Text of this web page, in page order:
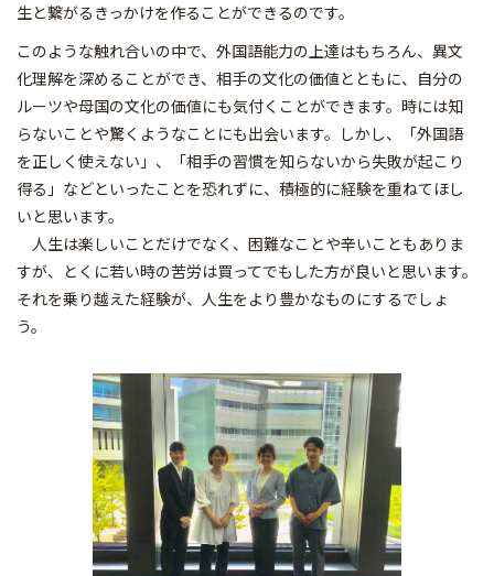
生と繋がるきっかけを作ることができるのです。
このような触れ合いの中で、外国語能力の上達はもちろん、異文
化理解を深めることができ、相手の文化の価値とともに、自分の
ルーツや母国の文化の価値にも気付くことができます。時には知
らないことや驚くようなことにも出会います。しかし、「外国語
を正しく使えない」、「相手の習慣を知らないから失敗が起こり
得る」などといったことを恐れずに、積極的に経験を重ねてほし
いと思います。
人生は楽しいことだけでなく、困難なことや辛いこともありま
すが、とくに若い時の苦労は買ってでもした方が良いと思います。
それを乗り越えた経験が、人生をより豊かなものにするでしょ
う。